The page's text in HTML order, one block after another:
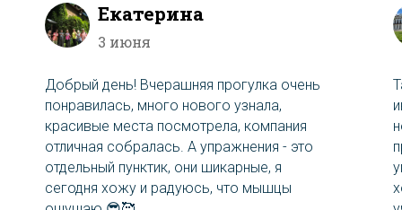
Екатерина
3 июня
Добрый день! Вчерашняя прогулка очень
понравилась, много нового узнала,
красивые места посмотрела, компания
отличная собралась. А упражнения - это
отдельный пунктик, они шикарные, я
сегодня хожу и радуюсь, что мышцы